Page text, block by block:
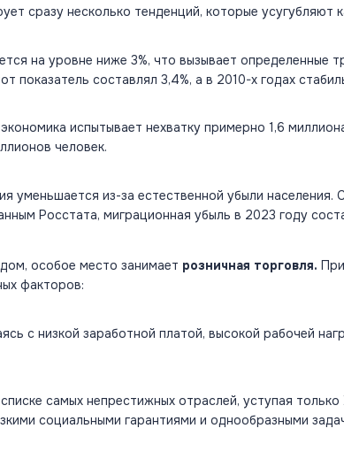
сразу несколько тенденций, которые усугубляют
на уровне ниже 3%, что вызывает определенные
показатель составлял 3,4%, а в 2010-х годах
испытывает нехватку примерно 1,6
человек.
уменьшается из-за естественной убыли населения.
Росстата, миграционная убыль в 2023 году
особое место занимает розничная торговля.
факторов:
с низкой заработной платой, высокой рабочей
самых непрестижных отраслей, уступая
социальными гарантиями и однообразными